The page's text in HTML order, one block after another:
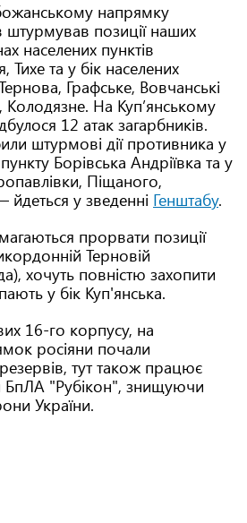
напрямку
штурмував позиції наших
населених пунктів
Тихе та у бік населених
Графське, Вовчанські
Колодязне. На Куп’янському
12 атак загарбників.
штурмові дії противника у
Борівська Андріївка та у
Піщаного,
у зведенні Генштабу.
прорвати позиції
Терновій
хочуть повністю захопити
у бік Куп'янська.
16-го корпусу, на
росіяни почали
тут також працює
БпЛА "Рубікон", знищуючи
України.